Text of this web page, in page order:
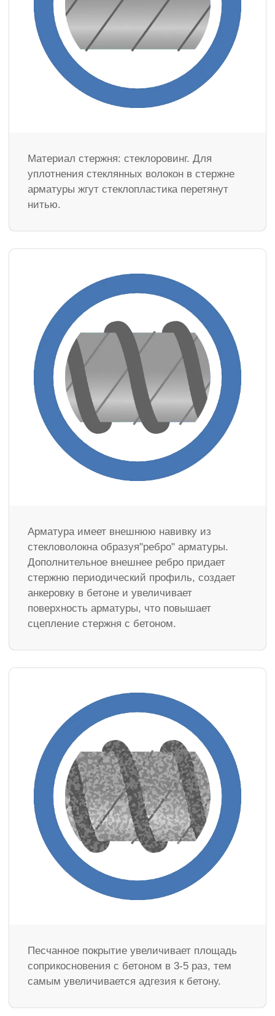
Материал стержня: стеклоровинг. Для
уплотнения стеклянных волокон в стержне
арматуры жгут стеклопластика перетянут
нитью.
Арматура имеет внешнюю навивку из
стекловолокна образуя"ребро" арматуры.
Дополнительное внешнее ребро придает
стержню периодический профиль, создает
анкеровку в бетоне и увеличивает
поверхность арматуры, что повышает
сцепление стержня с бетоном.
Песчанное покрытие увеличивает площадь
соприкосновения с бетоном в 3-5 раз, тем
самым увеличивается адгезия к бетону.